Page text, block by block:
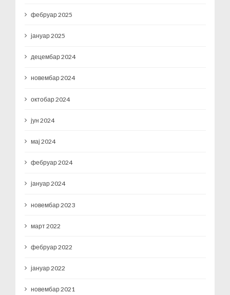
фебруар 2025
јануар 2025
децембар 2024
новембар 2024
октобар 2024
јун 2024
мај 2024
фебруар 2024
јануар 2024
новембар 2023
март 2022
фебруар 2022
јануар 2022
новембар 2021